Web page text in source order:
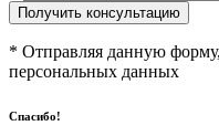
* Отправляя данную
персональных данных
Спасибо!